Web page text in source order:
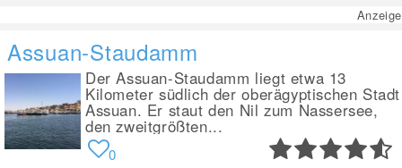
Anzeige
Assuan-Staudamm
Der Assuan-Staudamm liegt etwa 13
Kilometer südlich der oberägyptischen Stadt
Assuan. Er staut den Nil zum Nassersee,
den zweitgrößten...
0